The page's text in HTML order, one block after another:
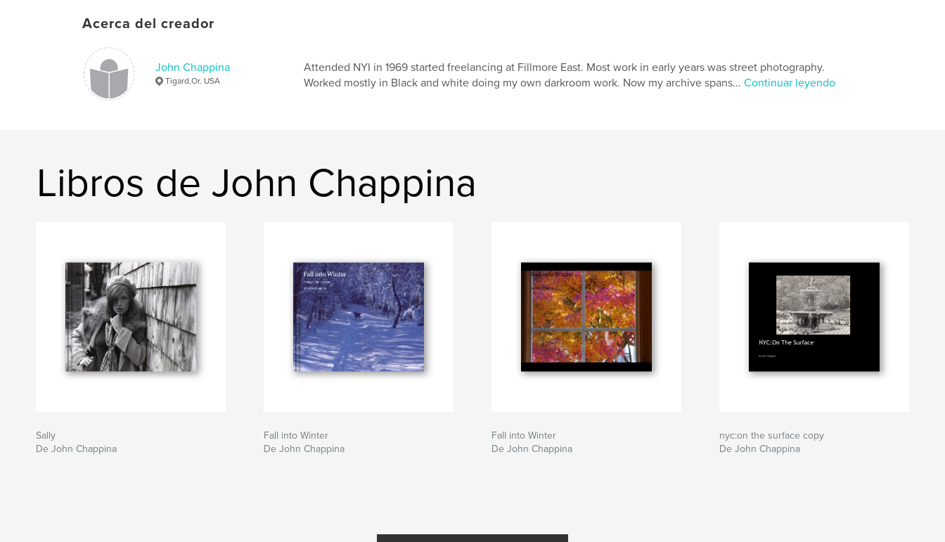
Acerca del creador
John Chappina
Tigard,Or. USA
Attended NYI in 1969 started freelancing at Fillmore East. Most work in early years was street photography.
Worked mostly in Black and white doing my own darkroom work. Now my archive spans... Continuar leyendo
Libros de John Chappina
Sally
De John Chappina
Fall into Winter
De John Chappina
Fall into Winter
De John Chappina
nyc:on the surface copy
De John Chappina